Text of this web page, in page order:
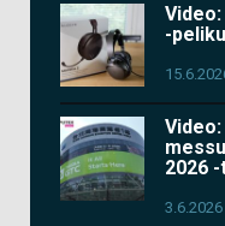
-
2026
3.6.2026